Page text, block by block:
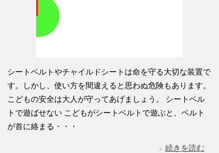
シートベルトやチャイルドシートは命を守る大切な装置で
す。しかし、使い方を間違えると思わぬ危険もあります。
こどもの安全は大人が守ってあげましょう。 シートベル
トで遊ばせない こどもがシートベルトで遊ぶと、ベルト
が首に絡まる・・・
続きを読む